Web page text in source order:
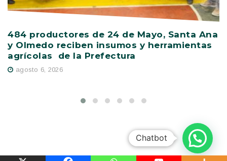
484 productores de 24 de Mayo, Santa Ana
y Olmedo reciben insumos y herramientas
agrícolas de la Prefectura
agosto 6, 2026
Chatbot